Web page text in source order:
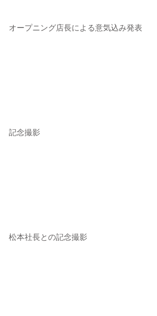
オープニング店長による意気込み発表
記念撮影
松本社長との記念撮影